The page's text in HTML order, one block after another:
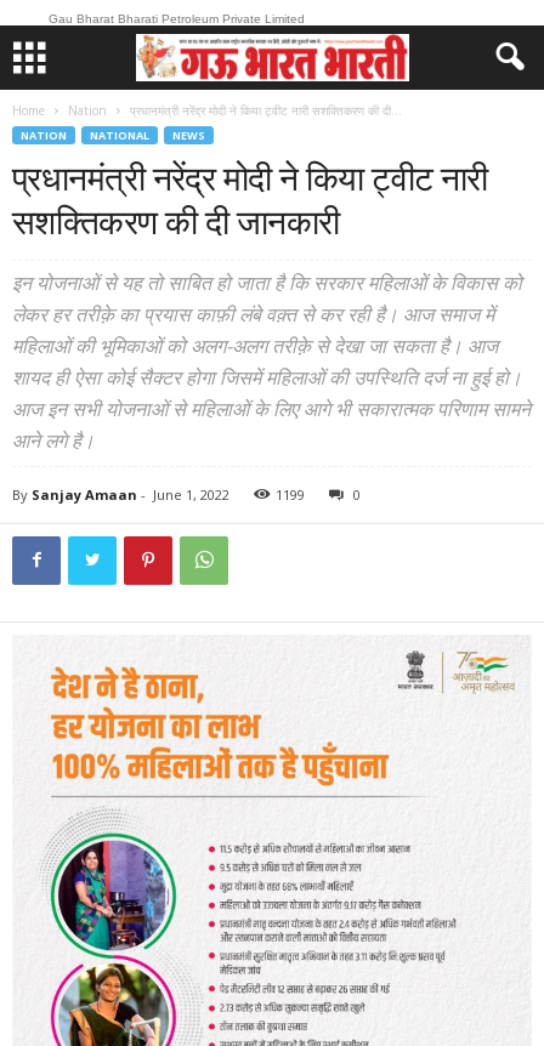
Gau Bharat Bharati Petroleum Private Limited
Home Nation प्रधानमंत्री नरेंद्र मोदी ने किया ट्वीट नारी सशक्तिकरण की दी...
NATION NATIONAL NEWS
प्रधानमंत्री नरेंद्र मोदी ने किया ट्वीट नारी
सशक्तिकरण की दी जानकारी
इन योजनाओं से यह तो साबित हो जाता है कि सरकार महिलाओं के विकास को
लेकर हर तरीक़े का प्रयास काफ़ी लंबे वक़्त से कर रही है। आज समाज में
महिलाओं की भूमिकाओं को अलग-अलग तरीक़े से देखा जा सकता है। आज
शायद ही ऐसा कोई सैक्टर होगा जिसमें महिलाओं की उपस्थिति दर्ज ना हुई हो।
आज इन सभी योजनाओं से महिलाओं के लिए आगे भी सकारात्मक परिणाम सामने
आने लगे है।
By Sanjay Amaan - June 1, 2022 1199 0